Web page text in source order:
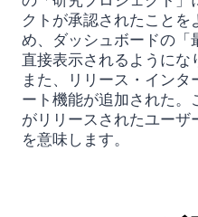
クトが承認されたこと
め、ダッシュボードの「
直接表示されるようにな
また、リリース・イン
ート機能が追加された。
がリリースされたユーザ
を意味します。